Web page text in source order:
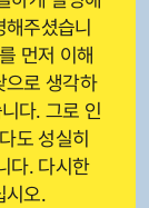
주셨습니
먼저 이해
으로 생각하
다. 그로 인
도 성실히
다. 다시한
시오.